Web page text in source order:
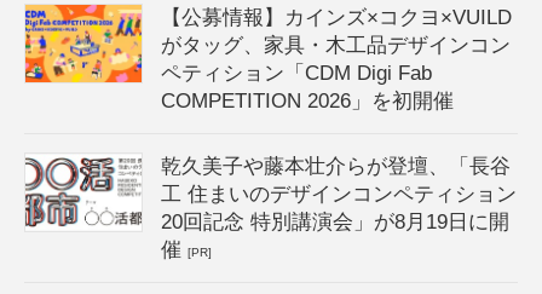
【公募情報】カインズ×コクヨ×VUILD
がタッグ、家具・木工品デザインコン
ペティション「CDM Digi Fab
COMPETITION 2026」を初開催
乾久美子や藤本壮介らが登壇、「長谷
工 住まいのデザインコンペティション
20回記念 特別講演会」が8月19日に開
催[PR]